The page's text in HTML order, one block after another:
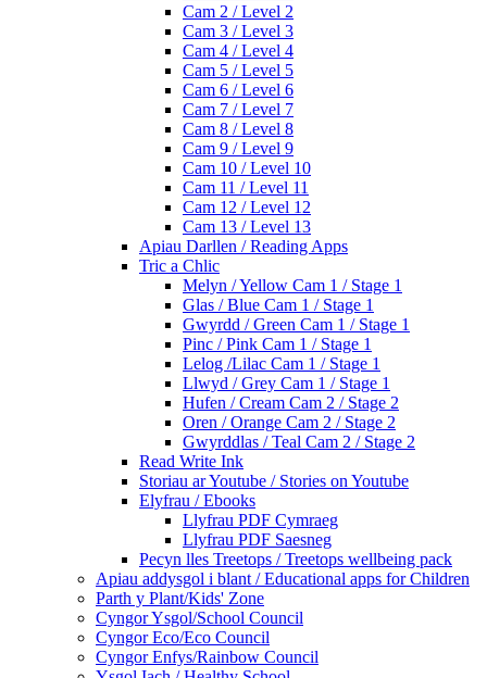
Cam 2 / Level 2
Cam 3 / Level 3
Cam 4 / Level 4
Cam 5 / Level 5
Cam 6 / Level 6
Cam 7 / Level 7
Cam 8 / Level 8
Cam 9 / Level 9
Cam 10 / Level 10
Cam 11 / Level 11
Cam 12 / Level 12
Cam 13 / Level 13
Apiau Darllen / Reading Apps
Tric a Chlic
Melyn / Yellow Cam 1 / Stage 1
Glas / Blue Cam 1 / Stage 1
Gwyrdd / Green Cam 1 / Stage 1
Pinc / Pink Cam 1 / Stage 1
Lelog /Lilac Cam 1 / Stage 1
Llwyd / Grey Cam 1 / Stage 1
Hufen / Cream Cam 2 / Stage 2
Oren / Orange Cam 2 / Stage 2
Gwyrddlas / Teal Cam 2 / Stage 2
Read Write Ink
Storiau ar Youtube / Stories on Youtube
Elyfrau / Ebooks
Llyfrau PDF Cymraeg
Llyfrau PDF Saesneg
Pecyn lles Treetops / Treetops wellbeing pack
Apiau addysgol i blant / Educational apps for Children
Parth y Plant/Kids' Zone
Cyngor Ysgol/School Council
Cyngor Eco/Eco Council
Cyngor Enfys/Rainbow Council